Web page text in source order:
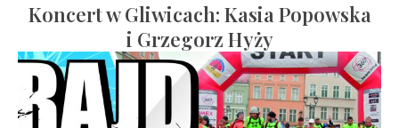
Koncert w Gliwicach: Kasia Popowska
i Grzegorz Hyży